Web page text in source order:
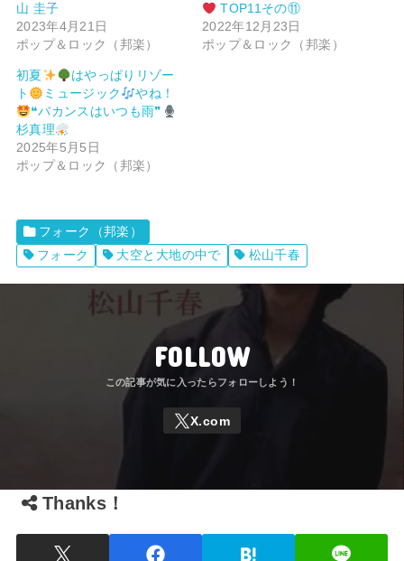
山 圭子
2023年4月21日
ポップ＆ロック（邦楽）
TOP11その⑪
2022年12月23日
ポップ＆ロック（邦楽）
初夏
はやっぱりリゾー
ト
ミュージック
やね！
❝バカンスはいつも雨❞
杉真理
2025年5月5日
ポップ＆ロック（邦楽）
フォーク（邦楽）
フォーク
大空と大地の中で 松山千春
FOLLOW
Thanks！